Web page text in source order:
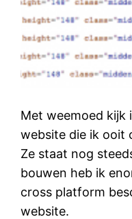
Met weemoed kijk
website die ik ooit
Ze staat nog
bouwen heb ik
cross platform
website.